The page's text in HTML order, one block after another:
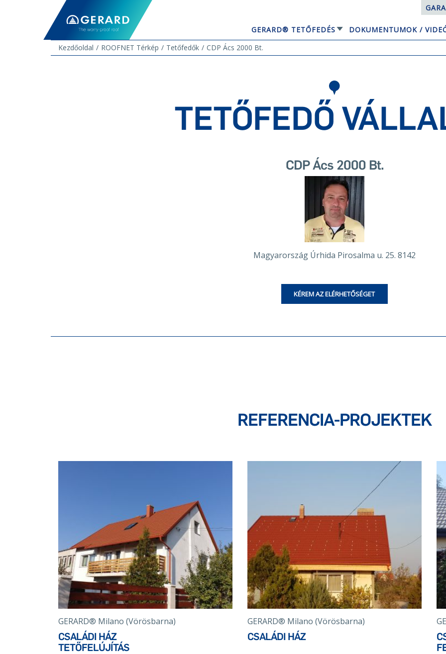
GERARD® TETŐFEDÉS DOKUMENTUMOK /
Kezdőoldal
ROOFNET Térkép Tetőfedők CDP Ács 2000 Bt.
TETŐFEDŐ
CDP Ács 2000 Bt.
Magyarország Úrhida Pirosalma u. 25. 8142
KÉREM AZ ELÉRHETŐSÉGET
REFERENCIA-PROJEKTEK
GERARD® Milano (Vörösbarna)
CSALÁDI HÁZ
TETŐFELÚJÍTÁS
GERARD® Milano (Vörösbarna)
CSALÁDI HÁZ